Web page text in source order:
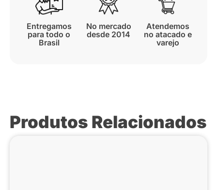
Entregamos
para todo o
Brasil
No mercado
desde 2014
Atendemos
no atacado e
varejo
Produtos Relacionados